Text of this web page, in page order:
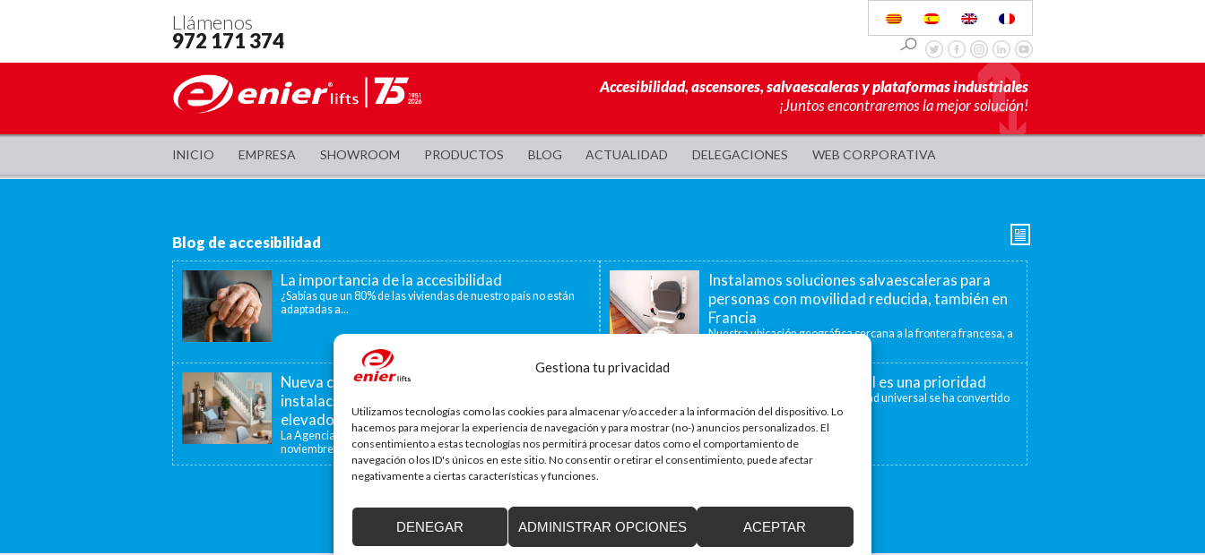
Gestiona tu privacidad
Utilizamos tecnologías como las cookies para almacenar y/o acceder a la información del dispositivo. Lo
hacemos para mejorar la experiencia de navegación y para mostrar (no-) anuncios personalizados. El
consentimiento a estas tecnologías nos permitirá procesar datos como el comportamiento de
navegación o los ID's únicos en este sitio. No consentir o retirar el consentimiento, puede afectar
negativamente a ciertas características y funciones.
ACEPTAR
DENEGAR ADMINISTRAR OPCIONES
Llámenos
972 171 374
Accesibilidad, ascensores, salvaescaleras y plataformas industriales
¡Juntos encontraremos la mejor solución!
INICIO EMPRESA SHOWROOM PRODUCTOS BLOG ACTUALIDAD DELEGACIONES WEB CORPORATIVA
Blog de accesibilidad
La importancia de la accesibilidad
¿Sabías que un 80% de las viviendas de nuestro país no están
adaptadas a...
Instalamos soluciones salvaescaleras para
personas con movilidad reducida, también en
Francia
Nuestra ubicación geográfica cercana a la frontera francesa, a
40 minutos, nos permite ofrecer...
Nueva convocatoria de ayudas para la
instalación de ascensores, plataformas
elevadoras y dispositivos de accesibilidad
La Agencia de la Vivienda de Cataluña aprobó el pasado 15 de
noviembre de...
La accesibilidad universal es una prioridad
En la última década la accesibilidad universal se ha convertido
en una prioridad para...